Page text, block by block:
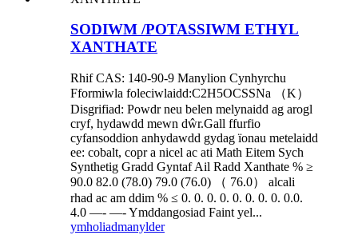
SODIWM /POTASSIWM ETHYL
XANTHATE
Rhif CAS: 140-90-9 Manylion Cynhyrchu
Fformiwla foleciwlaidd:C2H5OCSSNa （K）
Disgrifiad: Powdr neu belen melynaidd ag arogl
cryf, hydawdd mewn dŵr.Gall ffurfio
cyfansoddion anhydawdd gydag ïonau metelaidd
ee: cobalt, copr a nicel ac ati Math Eitem Sych
Synthetig Gradd Gyntaf Ail Radd Xanthate % ≥
90.0 82.0 (78.0) 79.0 (76.0) （ 76.0） alcali
rhad ac am ddim % ≤ 0. 0. 0. 0. 0. 0. 0. 0. 0.0.
4.0 —- —- Ymddangosiad Faint yel...
ymholiadmanylder